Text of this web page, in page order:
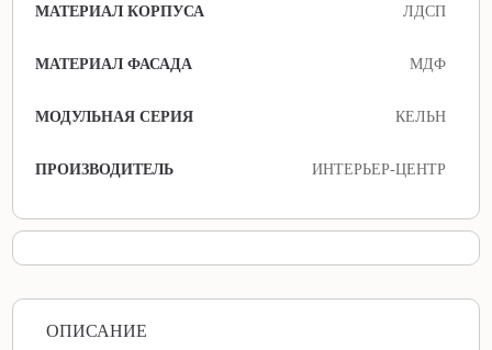
МАТЕРИАЛ КОРПУСА ЛДСП
МАТЕРИАЛ ФАСАДА МДФ
МОДУЛЬНАЯ СЕРИЯ КЕЛЬН
ПРОИЗВОДИТЕЛЬ ИНТЕРЬЕР-ЦЕНТР
ОПИСАНИЕ